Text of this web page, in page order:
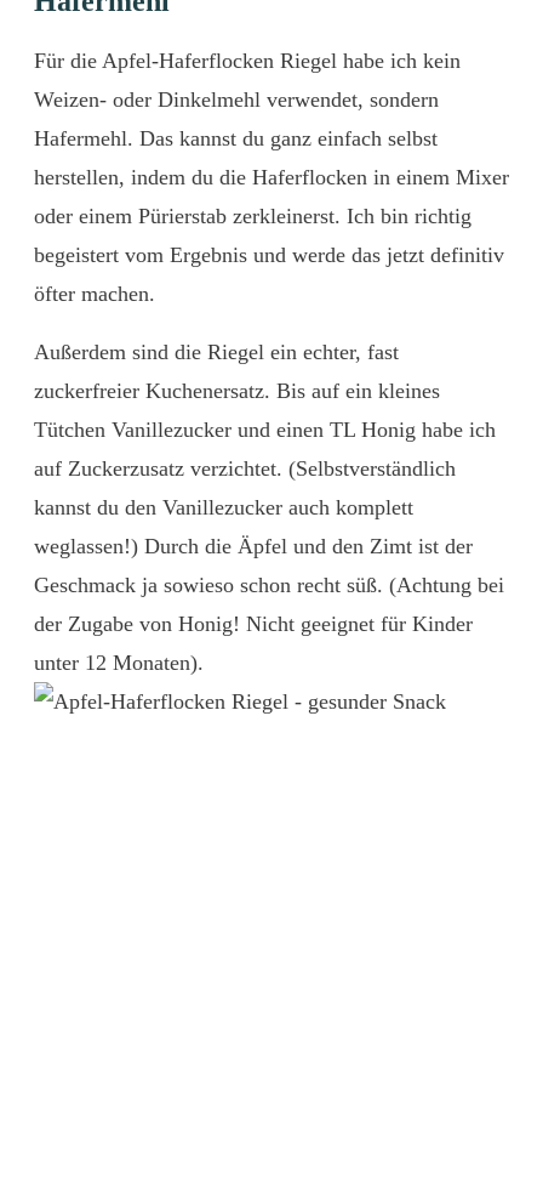
Für die Apfel-Haferflocken Riegel habe ich kein
Weizen- oder Dinkelmehl verwendet, sondern
Hafermehl. Das kannst du ganz einfach selbst
herstellen, indem du die Haferflocken in einem Mixer
oder einem Pürierstab zerkleinerst. Ich bin richtig
begeistert vom Ergebnis und werde das jetzt definitiv
öfter machen.
Außerdem sind die Riegel ein echter, fast
zuckerfreier Kuchenersatz. Bis auf ein kleines
Tütchen Vanillezucker und einen TL Honig habe ich
auf Zuckerzusatz verzichtet. (Selbstverständlich
kannst du den Vanillezucker auch komplett
weglassen!) Durch die Äpfel und den Zimt ist der
Geschmack ja sowieso schon recht süß. (Achtung bei
der Zugabe von Honig! Nicht geeignet für Kinder
unter 12 Monaten).